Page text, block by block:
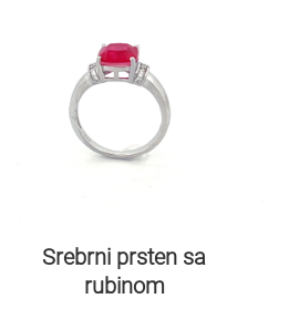
Srebrni prsten sa
rubinom